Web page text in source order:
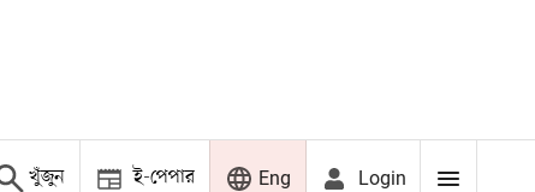
খুঁজুন ই-পেপার Eng Login